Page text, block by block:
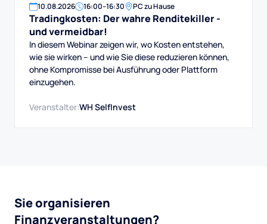
10.08.2026 16:00–16:30 PC zu Hause
Tradingkosten: Der wahre Renditekiller -
und vermeidbar!
In diesem Webinar zeigen wir, wo Kosten entstehen,
wie sie wirken – und wie Sie diese reduzieren können,
ohne Kompromisse bei Ausführung oder Plattform
einzugehen.
Veranstalter:WH SelfInvest
Sie organisieren
Finanzveranstaltungen?